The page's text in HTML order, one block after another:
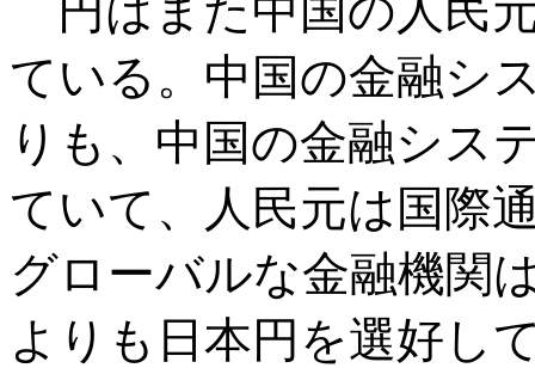
円はまた中国の人民
ている。中国の金融シ
りも、中国の金融シス
ていて、人民元は国際
グローバルな金融機関
よりも日本円を選好し